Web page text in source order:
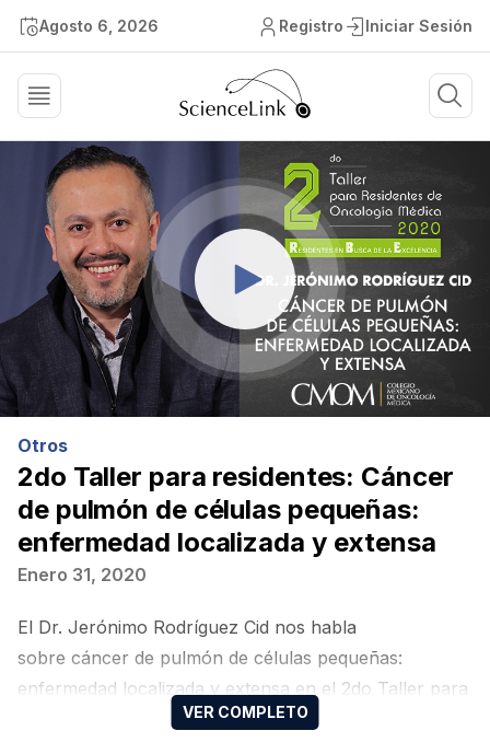
Agosto 6, 2026 Registro Iniciar Sesión
Otros
2do Taller para residentes: Cáncer
de pulmón de células pequeñas:
enfermedad localizada y extensa
Enero 31, 2020
El Dr. Jerónimo Rodríguez Cid nos habla
sobre cáncer de pulmón de células pequeñas:
enfermedad localizada y extensa en el 2do Taller para
Residentes de Oncología Médica del Colegio Mexicano